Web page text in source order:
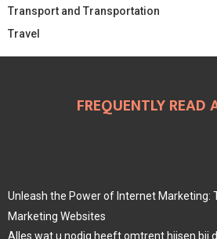
Transport and Transportation
Travel
FREQUENTLY READ
Unleash the Power of Internet Marketing:
Marketing Websites
Alles wat u nodig heeft omtrent hijsen bij